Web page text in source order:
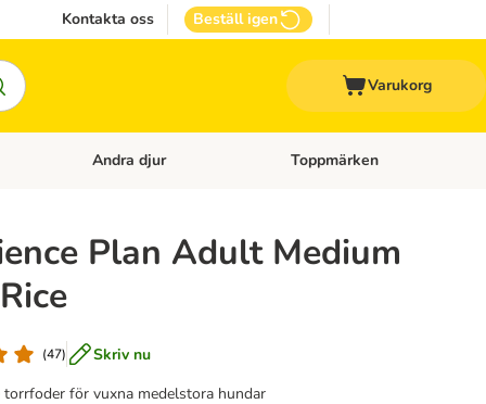
Kontakta oss Beställ igen
Varukorg
Open category menu: Veterinärfoder
Andra djur Open category menu: Andra
Toppmärken
Plan Adult Medium
(47)
Skriv nu
torrfoder för vuxna medelstora hundar